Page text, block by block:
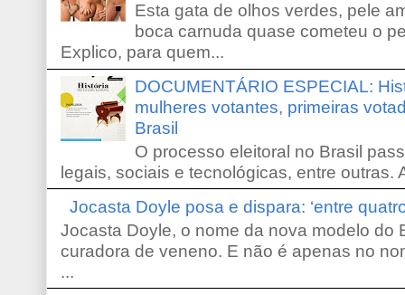
Esta gata de olhos verdes, pele
boca carnuda quase cometeu o
Explico, para quem...
DOCUMENTÁRIO ESPECIAL:
mulheres votantes, primeiras
Brasil
O processo eleitoral no Brasil
legais, sociais e tecnológicas, entre outras.
Jocasta Doyle posa e dispara: ‘entre
Jocasta Doyle, o nome da nova modelo do
curadora de veneno. E não é apenas no
...